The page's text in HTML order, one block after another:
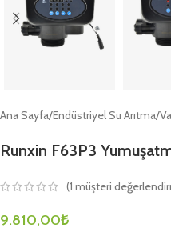
Ana Sayfa/Endüstriyel Su Arıtma/
Runxin F63P3
(1 müşteri
9.810,00₺